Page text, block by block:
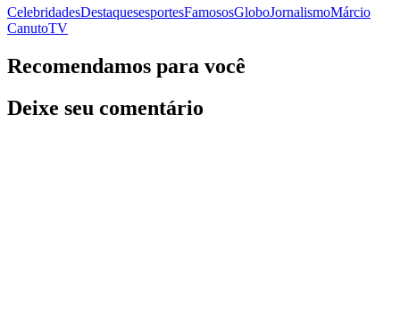
CelebridadesDestaquesesportesFamososGloboJornalismoMárcio
CanutoTV
Recomendamos para você
Deixe seu comentário